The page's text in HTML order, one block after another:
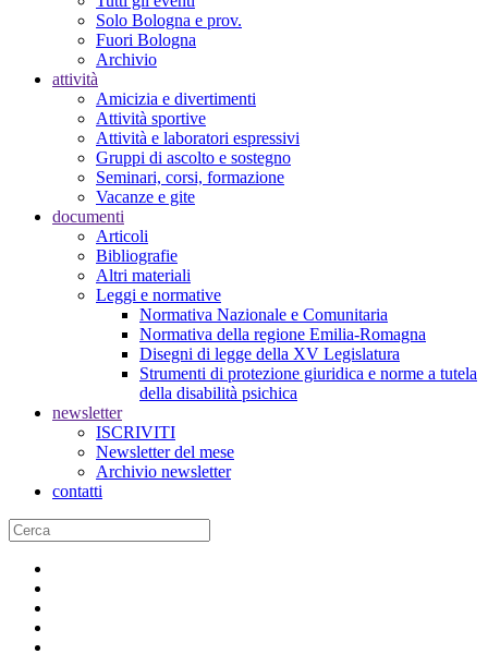
Solo Bologna e prov.
Fuori Bologna
Archivio
attività
Amicizia e divertimenti
Attività sportive
Attività e laboratori espressivi
Gruppi di ascolto e sostegno
Seminari, corsi, formazione
Vacanze e gite
documenti
Articoli
Bibliografie
Altri materiali
Leggi e normative
Normativa Nazionale e Comunitaria
Normativa della regione Emilia-Romagna
Disegni di legge della XV Legislatura
Strumenti di protezione giuridica e norme a tutela
della disabilità psichica
newsletter
ISCRIVITI
Newsletter del mese
Archivio newsletter
contatti